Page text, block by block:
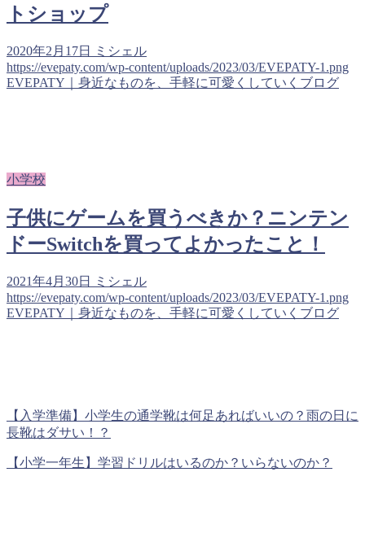
トショップ
2020年2月17日
ミシェル
https://evepaty.com/wp-content/uploads/2023/03/EVEPATY-1.png
EVEPATY｜身近なものを、手軽に可愛くしていくブログ
小学校
子供にゲームを買うべきか？ニンテン
ドーSwitchを買ってよかったこと！
2021年4月30日
ミシェル
https://evepaty.com/wp-content/uploads/2023/03/EVEPATY-1.png
EVEPATY｜身近なものを、手軽に可愛くしていくブログ
【入学準備】小学生の通学靴は何足あればいいの？雨の日に
長靴はダサい！？
【小学一年生】学習ドリルはいるのか？いらないのか？